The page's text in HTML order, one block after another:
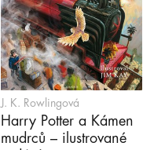
J. K. Rowlingová
Harry Potter a Kámen
mudrců – ilustrované